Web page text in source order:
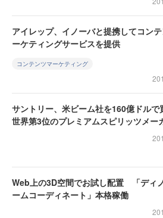
アイレップ、イノーバと提携してコン
ーケティングサービスを提供
コンテンツマーケティング
サントリー、米ビーム社を160億ドルで
世界第3位のプレミアムスピリッツメー
Web上の3D空間でお試し配置 「ディ
ームコーディネート」本格稼働